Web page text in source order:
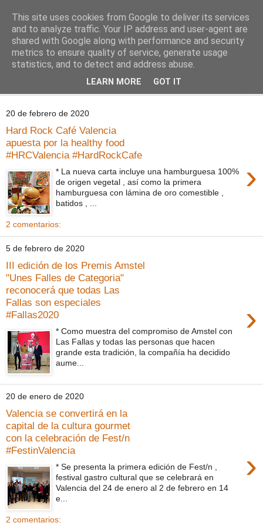
Comoju
La Cocina del Día a Día y el día a día de la Gastronomía
20 de febrero de 2020
Hard Rock Café Valencia
apuesta por la healthy food
#HRCValencia #HardRockCafe
›
* La nueva carta incluye una hamburguesa 100%
de origen vegetal , así como la primera
hamburguesa con lámina de oro comestible ,
batidos , ...
2 comentarios:
5 de febrero de 2020
III edición de los Premis Amstel
"Unes Falles de Categoria"
reconocerá que todas Las
Fallas son especiales
#Fallas2020
›
* Como muestra del compromiso de Amstel con
Las Fallas y todas las personas que hacen
grande esta tradición, la compañía ha decidido
aume...
20 de enero de 2020
Valencia se convertirá en la
capital de la cultura gourmet
con la celebración de Fest/n
#FestinValencia
›
* Se presenta la primera edición de Fest/n ,
festival gastro cultural que se celebrará en
Valencia del 24 de enero al 2 de febrero en 14
e...
2 comentarios:
This site uses cookies from Google to deliver its services
and to analyze traffic. Your IP address and user-agent are
shared with Google along with performance and security
metrics to ensure quality of service, generate usage
statistics, and to detect and address abuse.
LEARN MORE GOT IT